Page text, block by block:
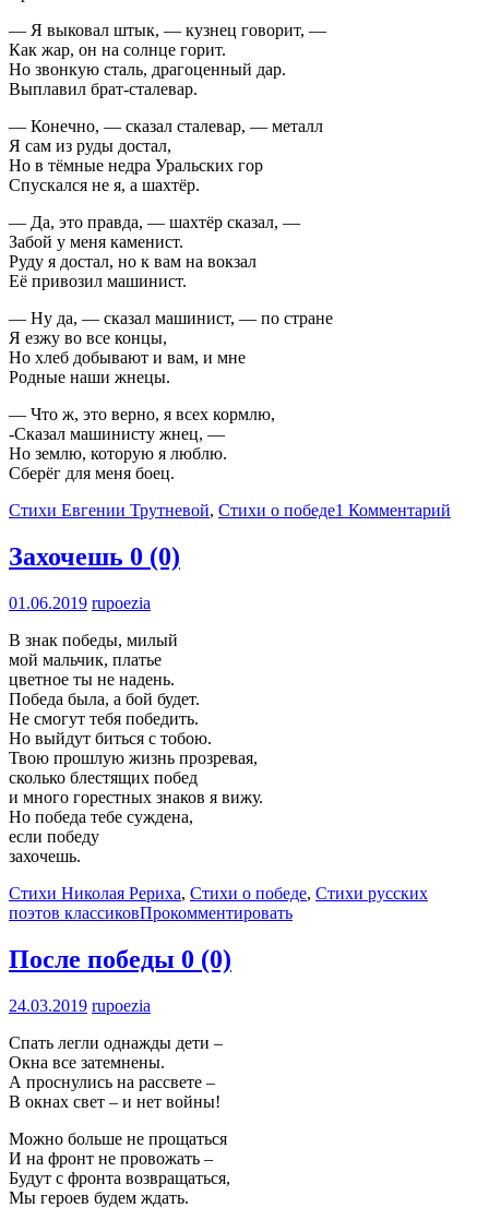
— Я выковал штык, — кузнец говорит, —
Как жар, он на солнце горит.
Но звонкую сталь, драгоценный дар.
Выплавил брат-сталевар.
— Конечно, — сказал сталевар, — металл
Я сам из руды достал,
Но в тёмные недра Уральских гор
Спускался не я, а шахтёр.
— Да, это правда, — шахтёр сказал, —
Забой у меня каменист.
Руду я достал, но к вам на вокзал
Её привозил машинист.
— Ну да, — сказал машинист, — по стране
Я езжу во все концы,
Но хлеб добывают и вам, и мне
Родные наши жнецы.
— Что ж, это верно, я всех кормлю,
-Сказал машинисту жнец, —
Но землю, которую я люблю.
Сберёг для меня боец.
Стихи Евгении Трутневой, Стихи о победе1 Комментарий
Захочешь 0 (0)
01.06.2019 rupoezia
В знак победы, милый
мой мальчик, платье
цветное ты не надень.
Победа была, а бой будет.
Не смогут тебя победить.
Но выйдут биться с тобою.
Твою прошлую жизнь прозревая,
сколько блестящих побед
и много горестных знаков я вижу.
Но победа тебе суждена,
если победу
захочешь.
Стихи Николая Рериха, Стихи о победе, Стихи русских
поэтов классиковПрокомментировать
После победы 0 (0)
24.03.2019 rupoezia
Спать легли однажды дети –
Окна все затемнены.
А проснулись на рассвете –
В окнах свет – и нет войны!
Можно больше не прощаться
И на фронт не провожать –
Будут с фронта возвращаться,
Мы героев будем ждать.